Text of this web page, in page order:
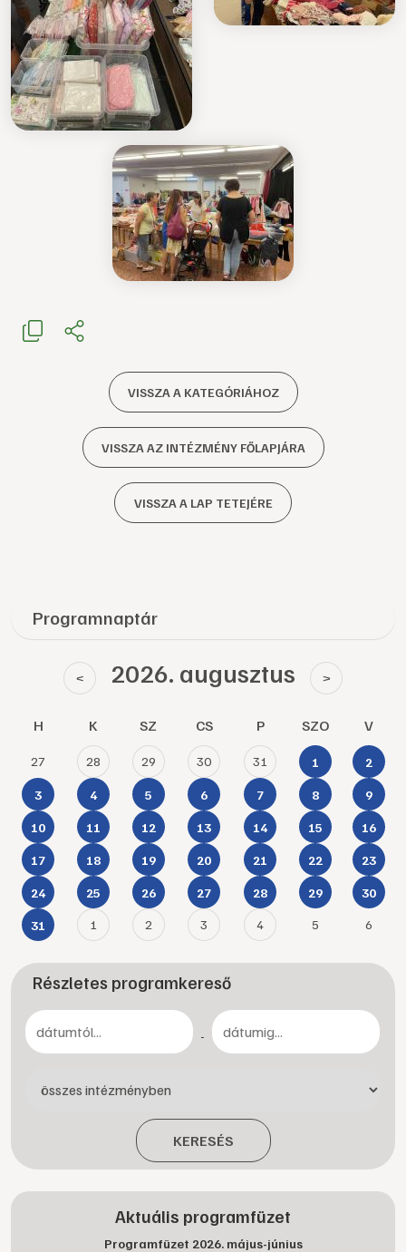
VISSZA A KATEGÓRIÁHOZ
VISSZA AZ INTÉZMÉNY FŐLAPJÁRA
VISSZA A LAP TETEJÉRE
Programnaptár
< 2026. augusztus >
H K SZ CS P SZO V
27 28 29 30 31 1 2
3 4 5 6 7 8 9
10 11 12 13 14 15 16
17 18 19 20 21 22 23
24 25 26 27 28 29 30
31 1 2 3 4 5 6
Részletes programkereső
-
KERESÉS
Aktuális programfüzet
Programfüzet 2026. május-június